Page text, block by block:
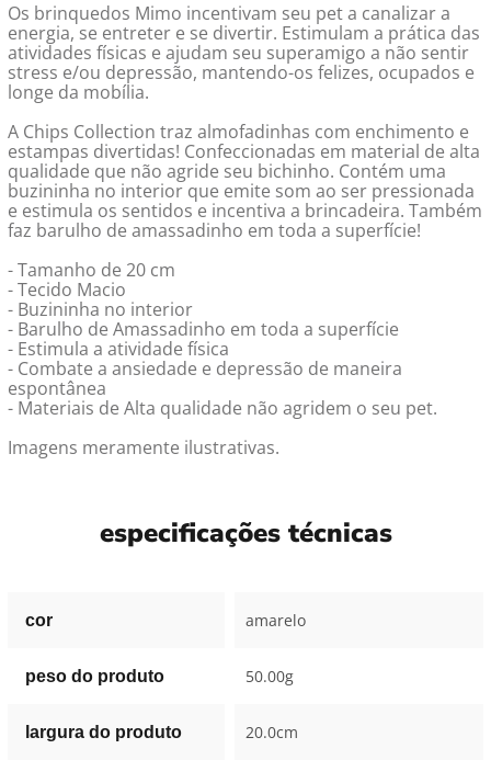
Os brinquedos Mimo incentivam seu pet a canalizar a
energia, se entreter e se divertir. Estimulam a prática das
atividades físicas e ajudam seu superamigo a não sentir
stress e/ou depressão, mantendo-os felizes, ocupados e
longe da mobília.
A Chips Collection traz almofadinhas com enchimento e
estampas divertidas! Confeccionadas em material de alta
qualidade que não agride seu bichinho. Contém uma
buzininha no interior que emite som ao ser pressionada
e estimula os sentidos e incentiva a brincadeira. Também
faz barulho de amassadinho em toda a superfície!
- Tamanho de 20 cm
- Tecido Macio
- Buzininha no interior
- Barulho de Amassadinho em toda a superfície
- Estimula a atividade física
- Combate a ansiedade e depressão de maneira
espontânea
- Materiais de Alta qualidade não agridem o seu pet.
Imagens meramente ilustrativas.
especificações técnicas
cor amarelo
peso do produto 50.00g
largura do produto 20.0cm